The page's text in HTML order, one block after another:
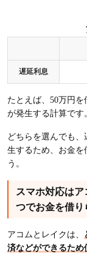
遅延利息
たとえば、50万円
が発生する計算です
どちらを選んでも
生するため、お金を
う。
スマホ対応は
つでお金を借り
アコムとレイクは、
済などができるため